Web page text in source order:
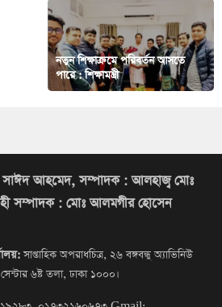
নতুন শিক্ষাক্রমে পরিবর্তন আসতে
পারে : শিক্ষামন্ত্রী
সাঈদ আহমেদ, সম্পাদক : আলহাজ্ব মোঃ
সম্পাদক : মোঃ আলমগীর হোসেন
সাপ্তাহিক অপরাধচিত্র, ২৬ বঙ্গবন্ধু অ্যাভিনিউ
৬ষ্ট তলা, ঢাকা ১০০০।